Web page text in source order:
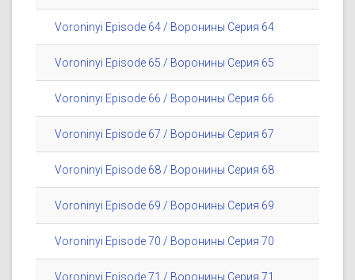
Voroninyi Episode 64 / Воронины Серия 64
Voroninyi Episode 65 / Воронины Серия 65
Voroninyi Episode 66 / Воронины Серия 66
Voroninyi Episode 67 / Воронины Серия 67
Voroninyi Episode 68 / Воронины Серия 68
Voroninyi Episode 69 / Воронины Серия 69
Voroninyi Episode 70 / Воронины Серия 70
Voroninyi Episode 71 / Воронины Серия 71